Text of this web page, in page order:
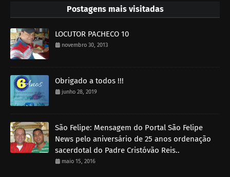
Postagens mais visitadas
LOCUTOR PACHECO 10
novembro 30, 2013
Obrigado a todos !!!
junho 28, 2019
São Felipe: Mensagem do Portal São Felipe
News pelo aniversário de 25 anos ordenação
sacerdotal do Padre Cristóvão Reis..
maio 15, 2016